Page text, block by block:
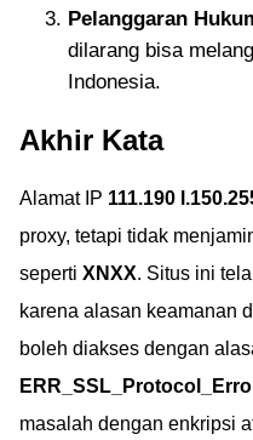
Pelanggaran
dilarang bisa
Indonesia.
Akhir Kata
Alamat IP 111.190
proxy, tetapi tidak
seperti XNXX. Situs ini
karena alasan keamanan
boleh diakses dengan
masalah dengan enkripsi